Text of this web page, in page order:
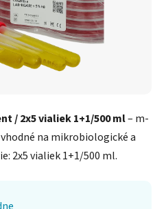
/ 2x5 vialiek 1+1/500 ml– m-
na mikrobiologické a
2x5 vialiek 1+1/500 ml.